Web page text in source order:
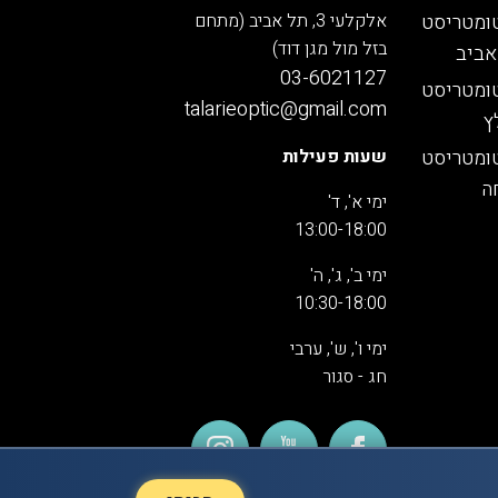
אלקלעי 3, תל אביב (מתחם
בזל מול מגן דוד)
03-6021127
talarieoptic@gmail.com
שעות פעילות
ימי א', ד'
13:00-18:00
ימי ב', ג', ה'
10:30-18:00
ימי ו', ש', ערבי
חג - סגור